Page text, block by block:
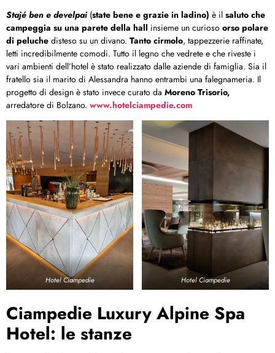
Stajé ben e develpai (state bene e grazie in ladino) è il saluto che
campeggia su una parete della hall insieme un curioso orso polare
di peluche disteso su un divano. Tanto cirmolo, tappezzerie raffinate,
letti incredibilmente comodi. Tutto il legno che vedrete e che riveste i
vari ambienti dell’hotel è stato realizzato dalle aziende di famiglia. Sia il
fratello sia il marito di Alessandra hanno entrambi una falegnameria. Il
progetto di design è stato invece curato da Moreno Trisorio,
arredatore di Bolzano. www.hotelciampedie.com
Hotel Ciampedie Hotel Ciampedie
Ciampedie Luxury Alpine Spa
Hotel: le stanze